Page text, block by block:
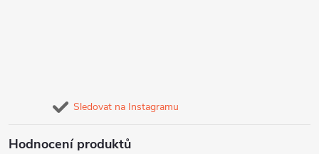
Sledovat na Instagramu
Hodnocení produktů